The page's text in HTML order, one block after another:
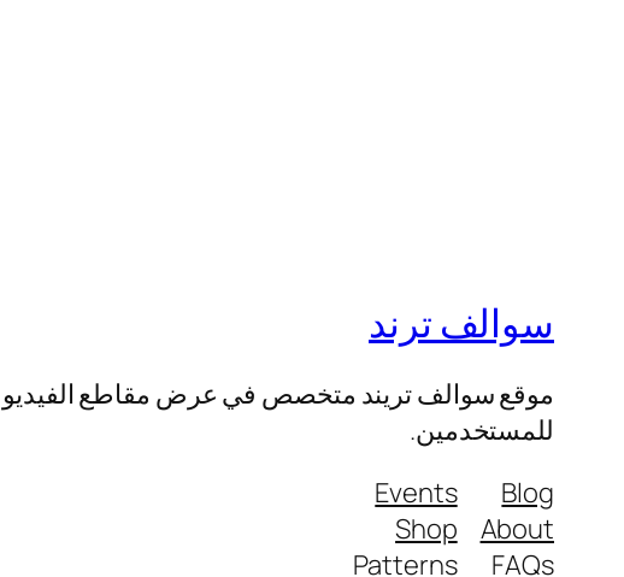
سوالف ترند
موقع سوالف تريند متخصص في عرض مقاطع الفيديو
للمستخدمين.
Blog
About
FAQs
Events
Shop
Patterns